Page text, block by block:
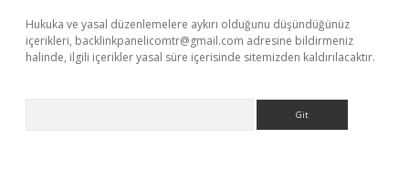
Hukuka ve yasal düzenlemelere aykırı olduğunu düşündüğünüz
içerikleri, backlinkpanelicomtr@gmail.com adresine bildirmeniz
halinde, ilgili içerikler yasal süre içerisinde sitemizden kaldırılacaktır.